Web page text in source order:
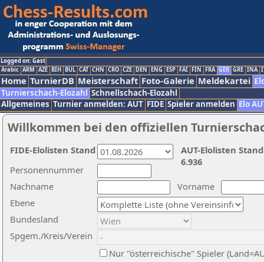
Logged on: Gast
Arabic ARM AZE BIH BUL CAT CHN CRO CZE DEN ENG ESP FAI FIN FRA GER GRE INA
Home TurnierDB Meisterschaft Foto-Galerie Meldekartei
Turnierschach-Elozahl Schnellschach-Elozahl
Allgemeines Turnier anmelden: AUT FIDE Spieler anmelden Elo
Willkommen bei den offiziellen
Nachname
Vorname
Ebene
Personennummer
Bundesland
Spgem./Kreis/Verein
Nur "österreichische" Spieler
AUT-Elolisten
6.936
FIDE-Elolisten Stand